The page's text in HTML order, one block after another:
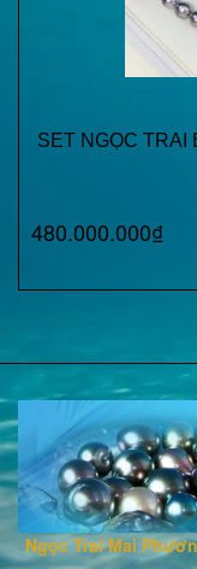
SET NGỌC TRAI
480.000.000₫
Ngọc Trai Mai